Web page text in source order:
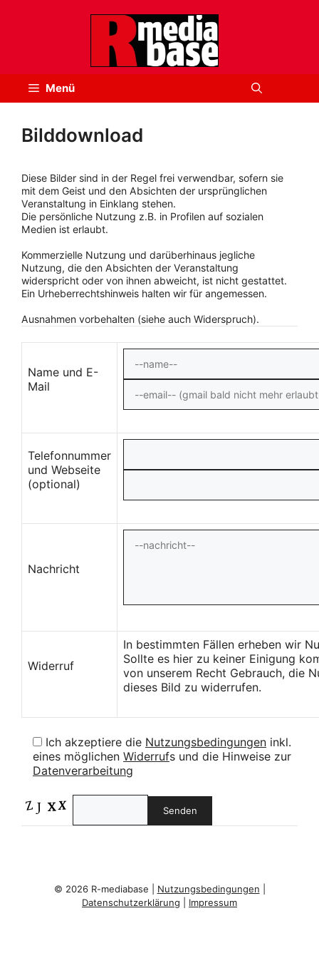
Menü
Bilddownload
Diese Bilder sind in der Regel frei verwendbar, sofern sie
mit dem Geist und den Absichten der ursprünglichen
Veranstaltung in Einklang stehen.
Die persönliche Nutzung z.B. in Profilen auf sozialen
Medien ist erlaubt.
Kommerzielle Nutzung und darüberhinaus jegliche
Nutzung, die den Absichten der Veranstaltung
widerspricht oder von ihnen abweicht, ist nicht gestattet.
Ein Urheberrechtshinweis halten wir für angemessen.
Ausnahmen vorbehalten (siehe auch Widerspruch).
Name und E-
Mail
Telefonnummer
und Webseite
(optional)
Nachricht
Widerruf
In bestimmten Fällen erheben wir
Sollte es hier zu keiner Einigung
von unserem Recht Gebrauch, die
dieses Bild zu widerrufen.
Ich akzeptiere die Nutzungsbedingungen inkl.
eines möglichen Widerrufs und die Hinweise zur
Datenverarbeitung
© 2026 R-mediabase | Nutzungsbedingungen
Datenschutzerklärung
Impressum